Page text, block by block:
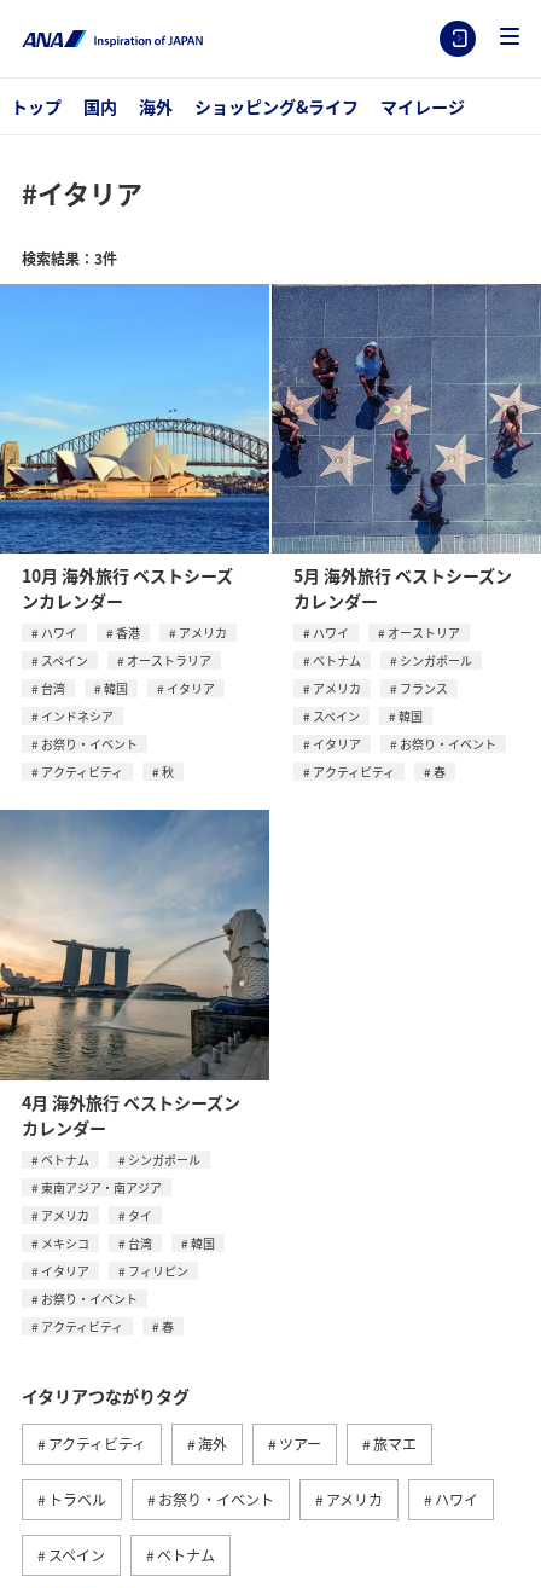
トップ 国内 海外 ショッピング&ライフ マイレージ
#イタリア
検索結果：3件
10月 海外旅行 ベストシーズ
ンカレンダー
ハワイ 香港
アメリカ
スペイン
オーストラリア
台湾
韓国
イタリア
インドネシア
お祭り・イベント
アクティビティ
秋
5月 海外旅行 ベストシーズン
カレンダー
ハワイ
オーストリア
ベトナム
シンガポール
アメリカ
フランス
スペイン
韓国
イタリア
お祭り・イベント
アクティビティ
春
4月 海外旅行 ベストシーズン
カレンダー
ベトナム
シンガポール
東南アジア・南アジア
アメリカ
タイ
メキシコ
台湾
韓国
イタリア
フィリピン
お祭り・イベント
アクティビティ
春
イタリアつながりタグ
アクティビティ 海外 ツアー 旅マエ
トラベル お祭り・イベント アメリカ ハワイ
スペイン ベトナム